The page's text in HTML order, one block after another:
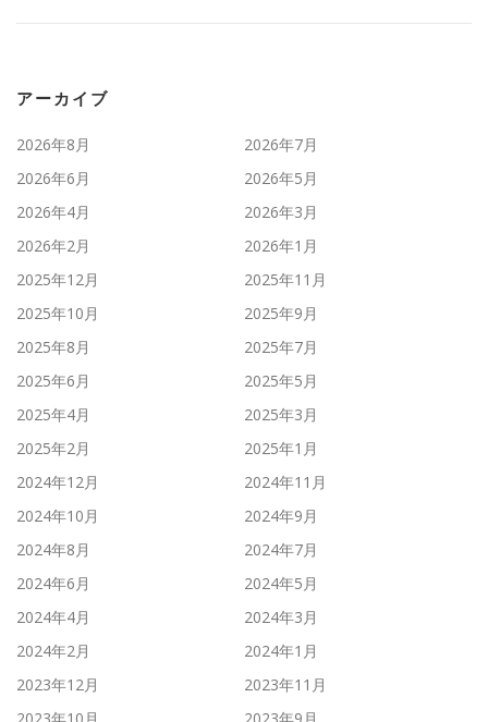
アーカイブ
2026年8月
2026年7月
2026年6月
2026年5月
2026年4月
2026年3月
2026年2月
2026年1月
2025年12月
2025年11月
2025年10月
2025年9月
2025年8月
2025年7月
2025年6月
2025年5月
2025年4月
2025年3月
2025年2月
2025年1月
2024年12月
2024年11月
2024年10月
2024年9月
2024年8月
2024年7月
2024年6月
2024年5月
2024年4月
2024年3月
2024年2月
2024年1月
2023年12月
2023年11月